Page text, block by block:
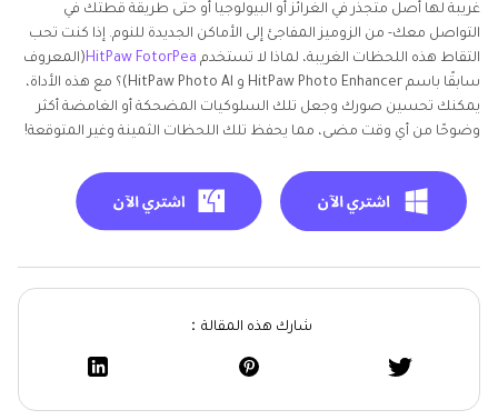
غريبة لها أصل متجذر في الغرائز أو البيولوجيا أو حتى طريقة قطتك في
التواصل معك- من الزوميز المفاجئ إلى الأماكن الجديدة للنوم. إذا كنت تحب
التقاط هذه اللحظات الغريبة، لماذا لا تستخدم HitPaw FotorPea(المعروف
سابقًا باسم HitPaw Photo Enhancer و HitPaw Photo Al)؟ مع هذه الأداة،
يمكنك تحسين صورك وجعل تلك السلوكيات المضحكة أو الغامضة أكثر
وضوحًا من أي وقت مضى، مما يحفظ تلك اللحظات الثمينة وغير المتوقعة!
شارك هذه المقالة：